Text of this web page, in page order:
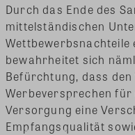
Durch das Ende des
mittelständischen
Wettbewerbsnachteile
bewahrheitet sich
Befürchtung, dass
Werbeversprechen
Versorgung eine
Empfangsqualität